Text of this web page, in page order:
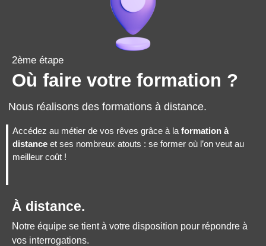
2ème étape
Où faire votre formation ?
Nous réalisons des formations à distance.
Accédez au métier de vos rêves grâce à la formation à
distance et ses nombreux atouts : se former où l’on veut au
meilleur coût !
À distance.
Notre équipe se tient à votre disposition pour répondre à
vos interrogations.